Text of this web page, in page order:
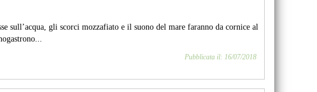
sull’acqua, gli scorci mozzafiato e il suono del mare faranno da cornice al
Pubblicata il: 16/07/2018